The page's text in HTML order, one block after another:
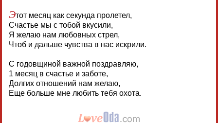
Этот месяц как секунда пролетел,
Счастье мы с тобой вкусили,
Я желаю нам любовных стрел,
Чтоб и дальше чувства в нас искрили.
С годовщиной важной поздравляю,
1 месяц в счастье и заботе,
Долгих отношений нам желаю,
Еще больше мне любить тебя охота.